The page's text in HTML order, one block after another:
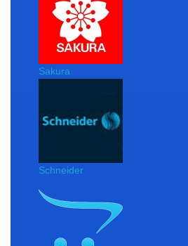
Sakura
Schneider